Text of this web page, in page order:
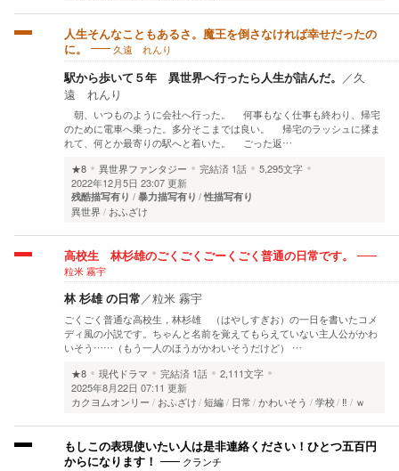
人生そんなこともあるさ。魔王を倒さなければ幸せだったの
に。
久遠 れんり
駅から歩いて５年 異世界へ行ったら人生が詰んだ。 ／久
遠 れんり
朝、いつものように会社へ行った。 何事もなく仕事も終わり、帰宅
のために電車へ乗った。多分そこまでは良い。 帰宅のラッシュに揉ま
れて、何とか最寄りの駅へと着いた。 ごった返…
★8
異世界ファンタジー 完結済 1話
5,295文字
2022年12月5日 23:07 更新
残酷描写有り 暴力描写有り 性描写有り
異世界 おふざけ
高校生 林杉雄のごくごくごーくごく普通の日常です。
粒米 霧宇
林 杉雄 の日常／粒米 霧宇
ごくごく普通な高校生，林杉雄 （はやしすぎお）の一日を書いたコメ
ディ風の小説です。ちゃんと名前を覚えてもらえていない主人公がかわ
いそう……（もう一人のほうがかわいそうだけど） …
★8
現代ドラマ 完結済 1話
2,111文字
2025年8月22日 07:11 更新
カクヨムオンリー
おふざけ 短編 日常 かわいそう 学校 ‼ ｗ
もしこの表現使いたい人は是非連絡ください！ひとつ五百円
からになります！
クランチ